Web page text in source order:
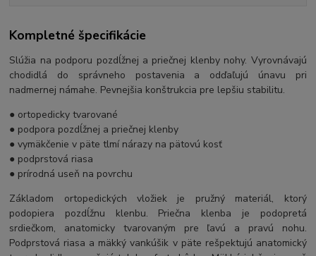
Kompletné špecifikácie
Slúžia na podporu pozdĺžnej a priečnej klenby nohy. Vyrovnávajú
chodidlá do správneho postavenia a odďaľujú únavu pri
nadmernej námahe. Pevnejšia konštrukcia pre lepšiu stabilitu.
● ortopedicky tvarované
● podpora pozdĺžnej a priečnej klenby
● vymäkčenie v päte tlmí nárazy na pätovú kosť
● podprstová riasa
● prírodná useň na povrchu
Základom ortopedických vložiek je pružný materiál, ktorý
podopiera pozdĺžnu klenbu. Priečna klenba je podopretá
srdiečkom, anatomicky tvarovaným pre ľavú a pravú nohu.
Podprstová riasa a mäkký vankúšik v päte rešpektujú anatomický